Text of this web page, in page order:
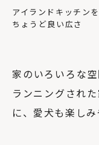
アイランドキッチン
ちょうど良い広さ
家のいろいろな
ランニングされ
に、愛犬も楽しみ